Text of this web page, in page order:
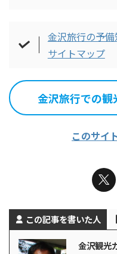
金沢旅行の予
サイトマップ
金沢旅行での観
このサイ
この記事を書いた人
金沢観光